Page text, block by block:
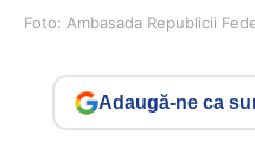
Foto: Ambasada Republicii
Adaugă-ne ca